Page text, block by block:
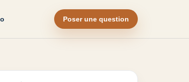
Poser une question